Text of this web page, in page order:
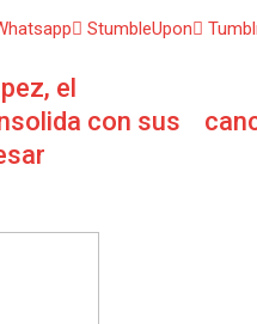
StumbleUpon
el
con sus